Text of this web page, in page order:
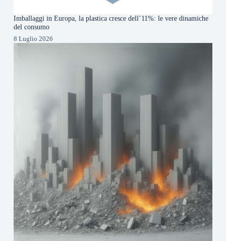
Imballaggi in Europa, la plastica cresce dell’11%: le vere dinamiche
del consumo
8 Luglio 2026